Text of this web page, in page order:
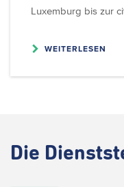
Luxemburg bis zur
WEITERLESEN
Die